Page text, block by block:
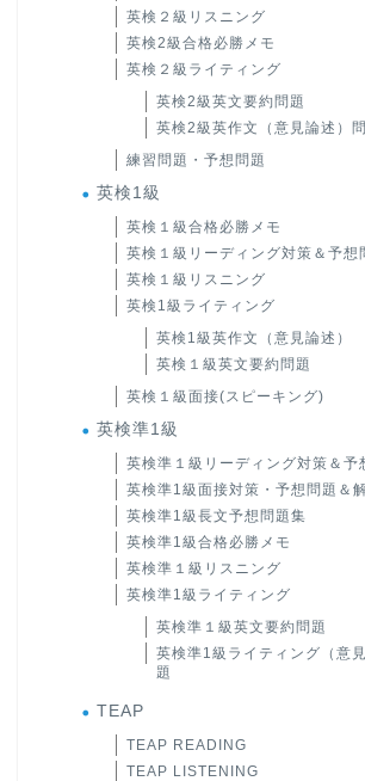
英検２級リスニング
英検2級合格必勝メモ
英検２級ライティング
英検2級英文要約問題
英検2級英作文（意見論述）
練習問題・予想問題
英検1級
英検１級合格必勝メモ
英検１級リーディング対策＆予想
英検１級リスニング
英検1級ライティング
英検1級英作文（意見論述）
英検１級英文要約問題
英検１級面接(スピーキング)
英検準1級
英検準１級リーディング対策＆予
英検準1級面接対策・予想問題＆
英検準1級長文予想問題集
英検準1級合格必勝メモ
英検準１級リスニング
英検準1級ライティング
英検準１級英文要約問題
英検準1級ライティング（意
題
TEAP
TEAP READING
TEAP LISTENING